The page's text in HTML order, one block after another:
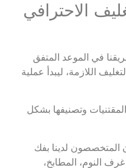
الاحترافي
في الموعد المتفق
اللازمة، ليبدأ عملية
وتصنيفها بشكل
المتخصصون لدينا بفك
النوم، المطابخ،